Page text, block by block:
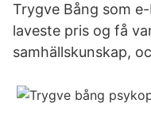
Trygve Bång som
laveste pris og få
samhällskunskap,